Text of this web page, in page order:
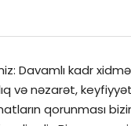
Davamlı kadr
və nəzarət,
qorunması